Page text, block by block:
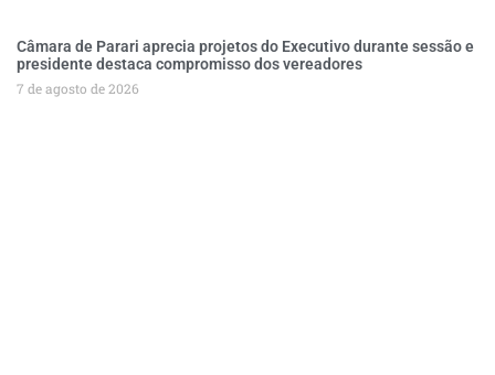
Câmara de Parari aprecia projetos do Executivo durante sessão e
presidente destaca compromisso dos vereadores
7 de agosto de 2026